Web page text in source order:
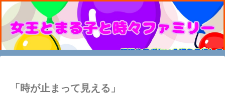
「時が止まって見える」